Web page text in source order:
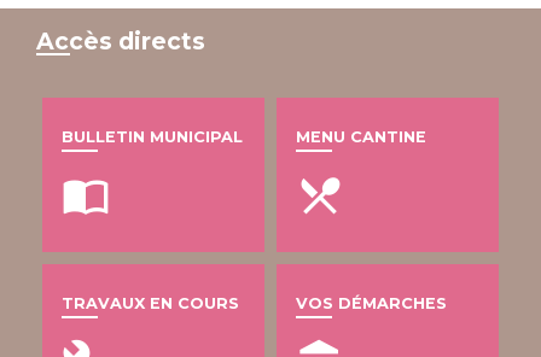
Accès directs
BULLETIN MUNICIPAL
import_contacts
MENU CANTINE
local_dining
TRAVAUX EN COURS VOS DÉMARCHES